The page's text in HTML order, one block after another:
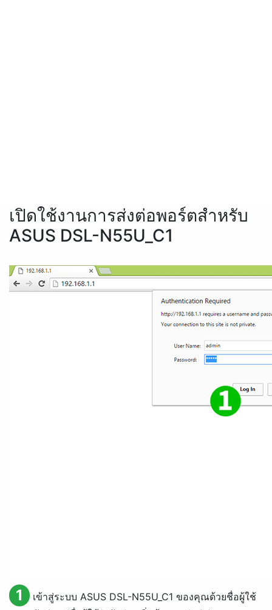
เปิดใช้งานการส่งต่อพอร์ตสำหรับ
ASUS DSL-N55U_C1
1
เข้าสู่ระบบ ASUS DSL-N55U_C1 ของคุณด้วยชื่อผู้ใช้